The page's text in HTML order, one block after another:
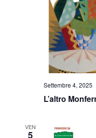
Settembre 4, 2025
L’altro
VEN
5